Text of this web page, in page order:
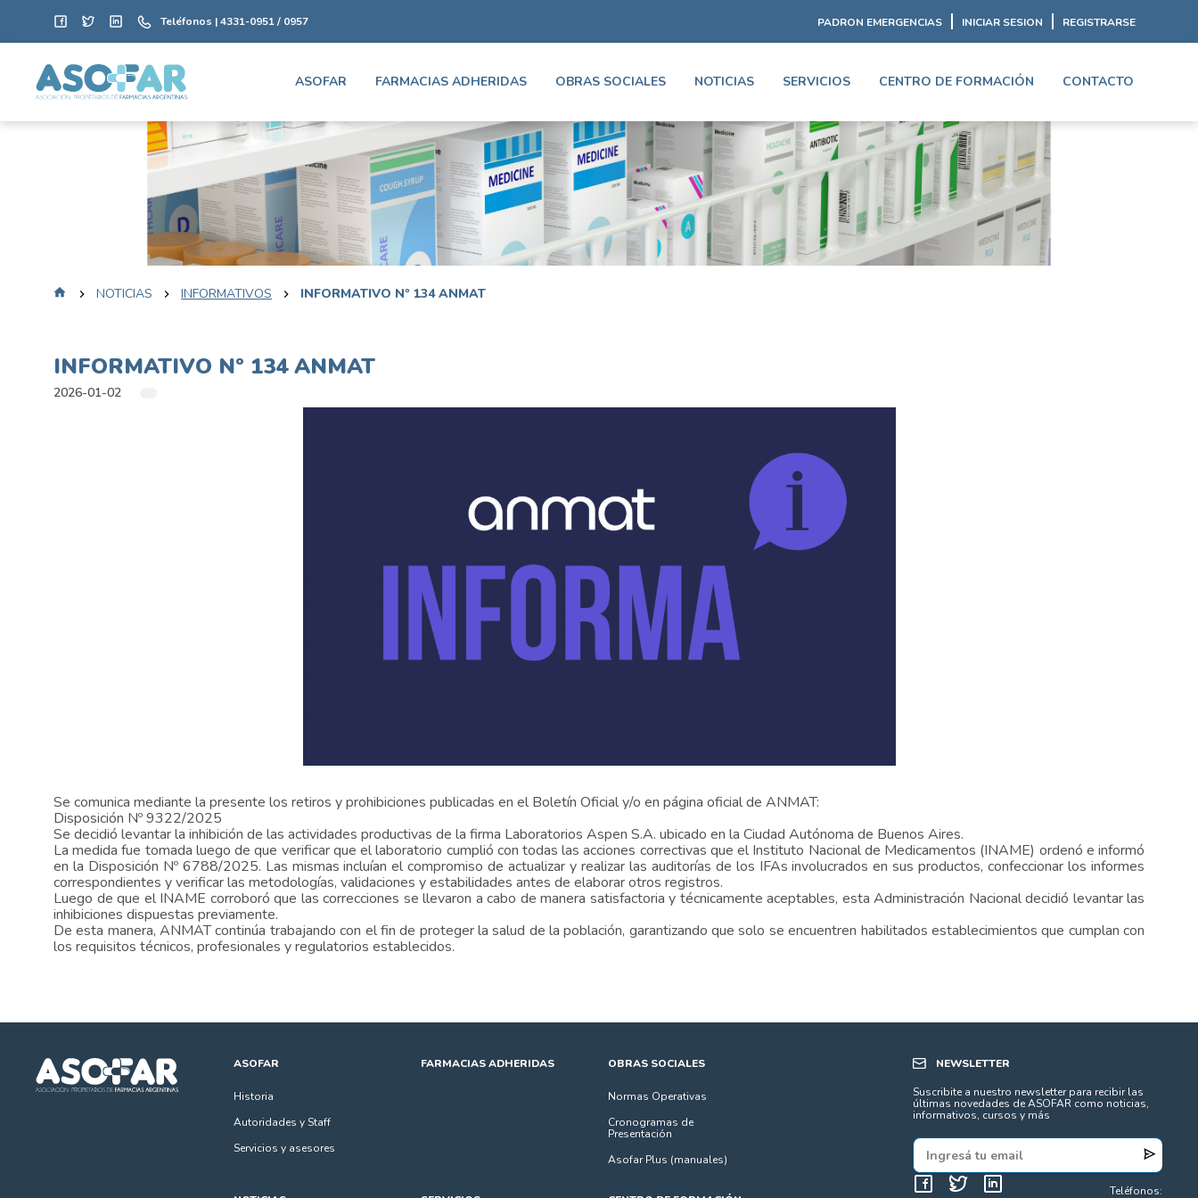
Teléfonos | 4331-0951 / 0957 PADRON EMERGENCIAS INICIAR SESION REGISTRARSE
ASOFAR FARMACIAS ADHERIDAS OBRAS SOCIALES NOTICIAS SERVICIOS CENTRO DE FORMACIÓN CONTACTO
NOTICIAS INFORMATIVOS INFORMATIVO Nº 134 ANMAT
INFORMATIVO Nº 134 ANMAT
2026-01-02
Se comunica mediante la presente los retiros y prohibiciones publicadas en el Boletín Oficial y/o en página oficial de ANMAT:
Disposición Nº 9322/2025
Se decidió levantar la inhibición de las actividades productivas de la firma Laboratorios Aspen S.A. ubicado en la Ciudad Autónoma de Buenos Aires.
La medida fue tomada luego de que verificar que el laboratorio cumplió con todas las acciones correctivas que el Instituto Nacional de Medicamentos (INAME) ordenó e informó
en la Disposición Nº 6788/2025. Las mismas incluían el compromiso de actualizar y realizar las auditorías de los IFAs involucrados en sus productos, confeccionar los informes
correspondientes y verificar las metodologías, validaciones y estabilidades antes de elaborar otros registros.
Luego de que el INAME corroboró que las correcciones se llevaron a cabo de manera satisfactoria y técnicamente aceptables, esta Administración Nacional decidió levantar las
inhibiciones dispuestas previamente.
De esta manera, ANMAT continúa trabajando con el fin de proteger la salud de la población, garantizando que solo se encuentren habilitados establecimientos que cumplan con
los requisitos técnicos, profesionales y regulatorios establecidos.
ASOFAR
Historia
Autoridades y Staff
Servicios y asesores
FARMACIAS ADHERIDAS OBRAS SOCIALES
Normas Operativas
Cronogramas de
Presentación
Asofar Plus (manuales)
NEWSLETTER
Suscribite a nuestro newsletter para recibir las
últimas novedades de ASOFAR como noticias,
informativos, cursos y más
Teléfonos: